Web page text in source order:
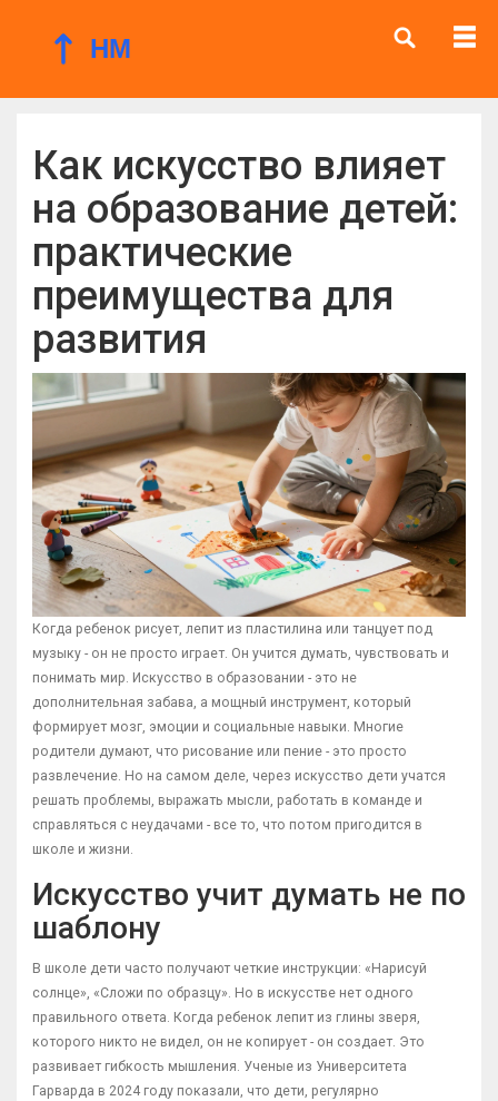
Как искусство влияет
на образование детей:
практические
преимущества для
развития
Когда ребенок рисует, лепит из пластилина или танцует под
музыку - он не просто играет. Он учится думать, чувствовать и
понимать мир. Искусство в образовании - это не
дополнительная забава, а мощный инструмент, который
формирует мозг, эмоции и социальные навыки. Многие
родители думают, что рисование или пение - это просто
развлечение. Но на самом деле, через искусство дети учатся
решать проблемы, выражать мысли, работать в команде и
справляться с неудачами - все то, что потом пригодится в
школе и жизни.
Искусство учит думать не по
шаблону
В школе дети часто получают четкие инструкции: «Нарисуй
солнце», «Сложи по образцу». Но в искусстве нет одного
правильного ответа. Когда ребенок лепит из глины зверя,
которого никто не видел, он не копирует - он создает. Это
развивает гибкость мышления. Ученые из Университета
Гарварда в 2024 году показали, что дети, регулярно